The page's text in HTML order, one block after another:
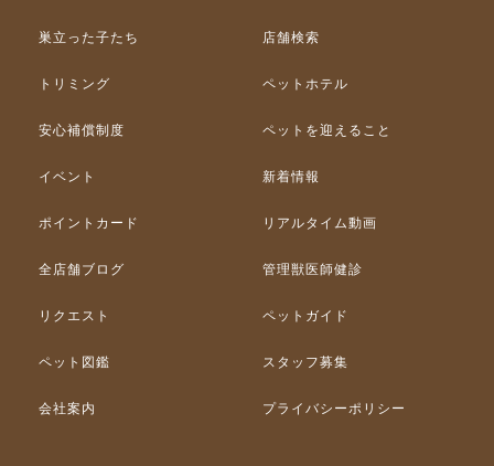
巣立った子たち 店舗検索
トリミング ペットホテル
安心補償制度 ペットを迎えること
イベント 新着情報
ポイントカード リアルタイム動画
全店舗ブログ 管理獣医師健診
リクエスト ペットガイド
ペット図鑑 スタッフ募集
会社案内 プライバシーポリシー